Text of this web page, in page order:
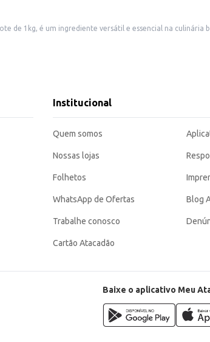
de 1kg, é um ingrediente versátil e essencial na
receitas, tanto em ambientes domésticos quanto em
e saborosa para quem busca qualidade e versatilidade
Institucional
Quem somos
Nossas lojas
Folhetos
WhatsApp de Ofertas
Trabalhe conosco
Cartão Atacadão
Blog
Baixe o aplicativo Meu